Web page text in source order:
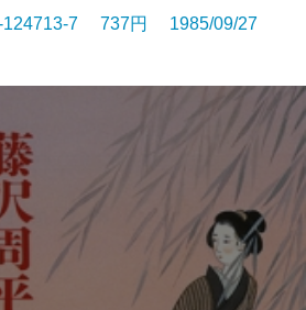
124713-7 737円 1985/09/27